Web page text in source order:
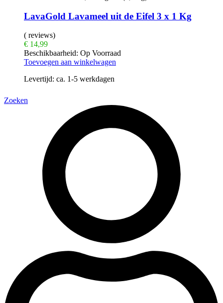
LavaGold Lavameel uit de Eifel 3 x 1 Kg
( reviews)
€ 14,99
Beschikbaarheid: Op Voorraad
Toevoegen aan winkelwagen
Levertijd: ca. 1-5 werkdagen
Zoeken